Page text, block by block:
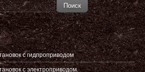
Поиск
с гидпроприводом
с электроприводом